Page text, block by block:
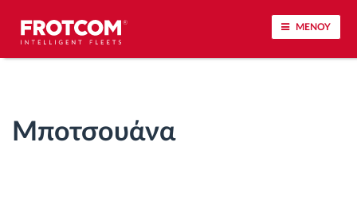
ΜΕΝΟΥ
Μποτσουάνα